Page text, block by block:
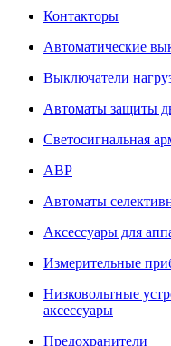
Контакторы
Автоматические
Выключатели
Автоматы защиты
Светосигнальная
АВР
Автоматы
Аксессуары для
Измерительные
Низковольтные
аксессуары
Предохранители